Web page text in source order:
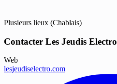
Plusieurs lieux (Chablais)
Contacter Les Jeudis Electro
Web
lesjeudiselectro.com